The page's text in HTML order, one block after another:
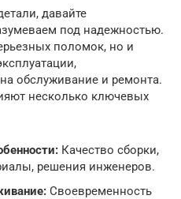
давайте
под надежностью.
поломок, но и
обслуживание и ремонта.
несколько ключевых
Качество сборки,
решения инженеров.
Своевременность